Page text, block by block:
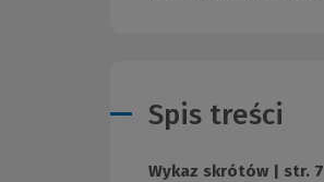
Spis treści
Wykaz skrótów | str. 7